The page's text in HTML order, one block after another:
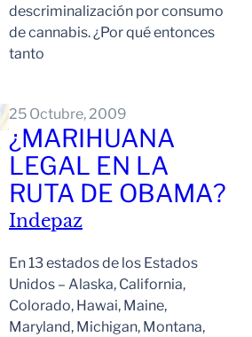
descriminalización por consumo
de cannabis. ¿Por qué entonces
tanto
25 Octubre, 2009
¿MARIHUANA
LEGAL EN LA
RUTA DE OBAMA?
Indepaz
En 13 estados de los Estados
Unidos – Alaska, California,
Colorado, Hawai, Maine,
Maryland, Michigan, Montana,